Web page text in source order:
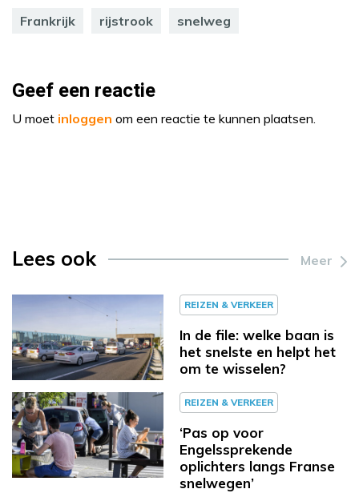
Frankrijk rijstrook snelweg
Geef een reactie
U moet inloggen om een reactie te kunnen plaatsen.
Lees ook Meer
REIZEN & VERKEER
In de file: welke baan is
het snelste en helpt het
om te wisselen?
REIZEN & VERKEER
‘Pas op voor
Engelssprekende
oplichters langs Franse
snelwegen’